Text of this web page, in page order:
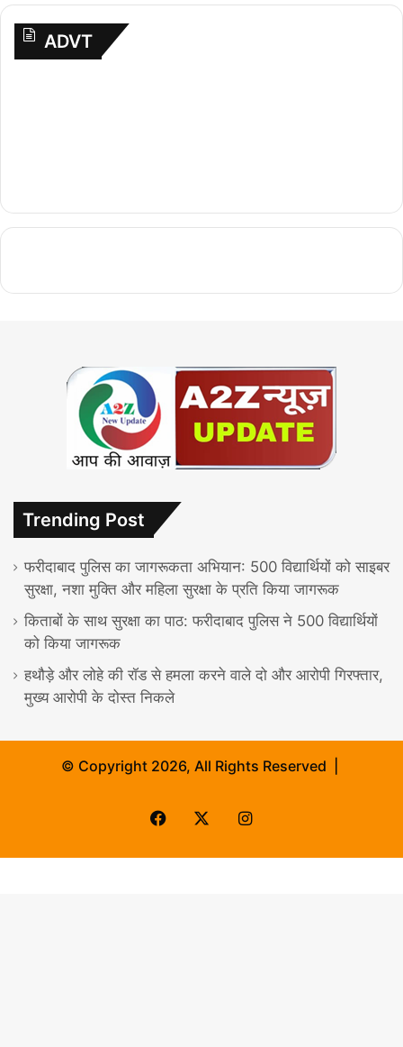
ADVT
Trending Post
फरीदाबाद पुलिस का जागरूकता अभियान: 500 विद्यार्थियों को साइबर
सुरक्षा, नशा मुक्ति और महिला सुरक्षा के प्रति किया जागरूक
किताबों के साथ सुरक्षा का पाठ: फरीदाबाद पुलिस ने 500 विद्यार्थियों
को किया जागरूक
हथौड़े और लोहे की रॉड से हमला करने वाले दो और आरोपी गिरफ्तार,
मुख्य आरोपी के दोस्त निकले
© Copyright 2026, All Rights Reserved |
Facebook Instagram